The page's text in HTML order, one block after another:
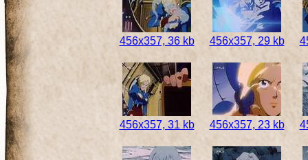
456x357, 36 kb 456x357, 29 kb
456x357, 31 kb 456x357, 23 kb